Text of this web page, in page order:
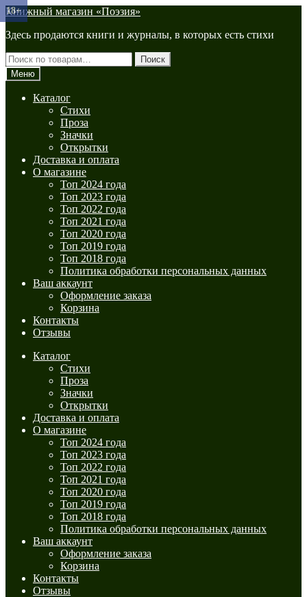
Перейти
к
навигации
Перейти
к
содержимому
Книжный магазин «Поэзия»
Здесь продаются книги и журналы, в которых есть стихи
Искать:
Поиск
Меню
Каталог
Стихи
Проза
Значки
Открытки
Доставка и оплата
О магазине
Топ 2024 года
Топ 2023 года
Топ 2022 года
Топ 2021 года
Топ 2020 года
Топ 2019 года
Топ 2018 года
Политика обработки персональных данных
Ваш аккаунт
Оформление заказа
Корзина
Контакты
Отзывы
Каталог
Стихи
Проза
Значки
Открытки
Доставка и оплата
О магазине
Топ 2024 года
Топ 2023 года
Топ 2022 года
Топ 2021 года
Топ 2020 года
Топ 2019 года
Топ 2018 года
Политика обработки персональных данных
Ваш аккаунт
Оформление заказа
Корзина
Контакты
Отзывы
18+
18+